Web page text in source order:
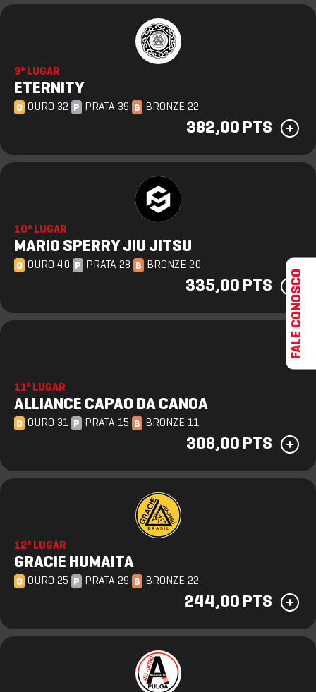
9º LUGAR
ETERNITY
O OURO 32 P PRATA 39 B BRONZE 22
382,00 PTS
10º LUGAR
MARIO SPERRY JIU JITSU
O OURO 40 P PRATA 28 B BRONZE 20
335,00 PTS
11º LUGAR
ALLIANCE CAPAO DA CANOA
O OURO 31 P PRATA 15 B BRONZE 11
308,00 PTS
12º LUGAR
GRACIE HUMAITA
O OURO 25 P PRATA 29 B BRONZE 22
244,00 PTS
FALE CONOSCO